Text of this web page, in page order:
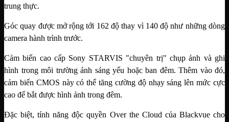
trung thực.
Góc quay được mở rộng tới 162 độ thay vì 140 độ như những dòng
camera hành trình trước.
Cảm biến cao cấp Sony STARVIS "chuyên trị" chụp ảnh và ghi
hình trong môi trường ánh sáng yếu hoặc ban đêm. Thêm vào đó,
cảm biến CMOS này có thể tăng cường độ nhạy sáng lên mức cực
cao để bắt được hình ảnh trong đêm.
Đặc biệt, tính năng độc quyền Over the Cloud của Blackvue cho